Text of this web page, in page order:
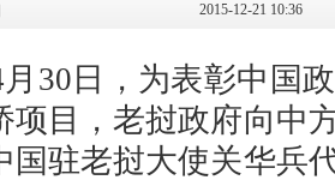
2015-12-21 10:36
日，为表彰中国政
项目，老挝政府向中
国驻老挝大使关华兵